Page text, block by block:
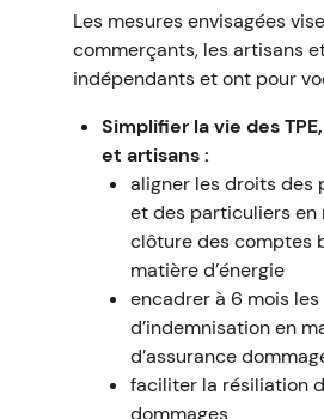
Les mesures envisagées
commerçants, les artisans
indépendants et ont pour
Simplifier la vie des
et artisans :
aligner les droits des
et des particuliers en
clôture des comptes
matière d’énergie
encadrer à 6 mois
d’indemnisation en
d’assurance
faciliter la résiliation
dommages